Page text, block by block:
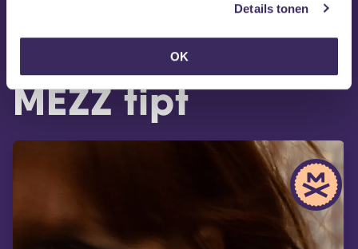
Details tonen
OK
MEZZ tipt